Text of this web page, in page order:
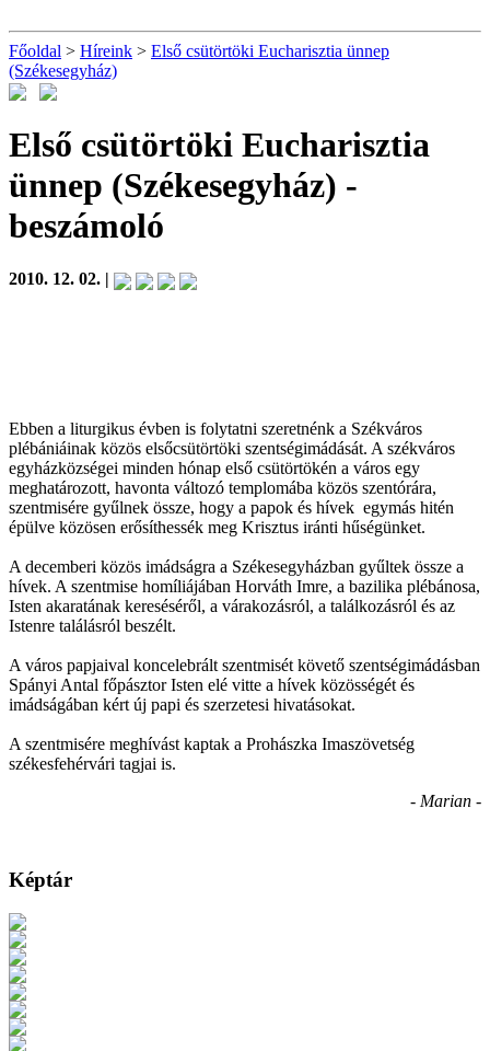
Főoldal > Híreink > Első csütörtöki Eucharisztia ünnep
(Székesegyház)
Első csütörtöki Eucharisztia
ünnep (Székesegyház) -
beszámoló
2010. 12. 02. |
Ebben a liturgikus évben is folytatni szeretnénk a Székváros
plébániáinak közös elsőcsütörtöki szentségimádását. A székváros
egyházközségei minden hónap első csütörtökén a város egy
meghatározott, havonta változó templomába közös szentórára,
szentmisére gyűlnek össze, hogy a papok és hívek egymás hitén
épülve közösen erősíthessék meg Krisztus iránti hűségünket.
A decemberi közös imádságra a Székesegyházban gyűltek össze a
hívek. A szentmise homíliájában Horváth Imre, a bazilika plébánosa,
Isten akaratának kereséséről, a várakozásról, a találkozásról és az
Istenre találásról beszélt.
A város papjaival koncelebrált szentmisét követő szentségimádásban
Spányi Antal főpásztor Isten elé vitte a hívek közösségét és
imádságában kért új papi és szerzetesi hivatásokat.
A szentmisére meghívást kaptak a Prohászka Imaszövetség
székesfehérvári tagjai is.
- Marian -
Képtár